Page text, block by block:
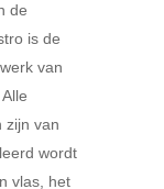
de
is de
van
zijn van
wordt
vlas, het